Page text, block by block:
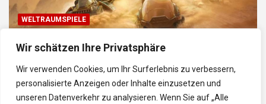
Wir schätzen Ihre Privatsphäre
Wir verwenden Cookies, um Ihr Surferlebnis zu verbessern,
personalisierte Anzeigen oder Inhalte einzusetzen und
unseren Datenverkehr zu analysieren. Wenn Sie auf „Alle
WELTRAUMSPIELE
Top Weltraum-Browser-Spiele: Erkunde, baue